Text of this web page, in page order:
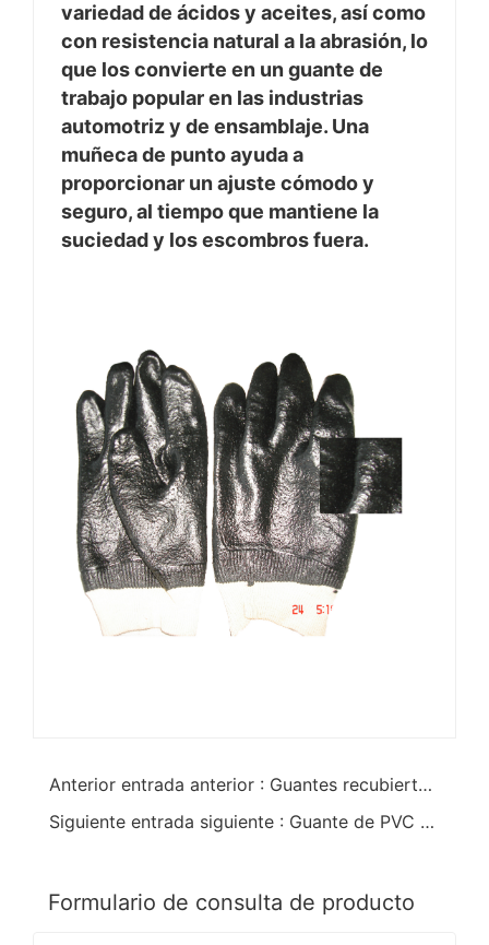
variedad de ácidos y aceites, así como
con resistencia natural a la abrasión, lo
que los convierte en un guante de
trabajo popular en las industrias
automotriz y de ensamblaje. Una
muñeca de punto ayuda a
proporcionar un ajuste cómodo y
seguro, al tiempo que mantiene la
suciedad y los escombros fuera.
Anterior entrada anterior : Guantes recubiertos de PVC negro anticorte
Siguiente entrada siguiente : Guante de PVC de acabado semi rugoso
Formulario de consulta de producto